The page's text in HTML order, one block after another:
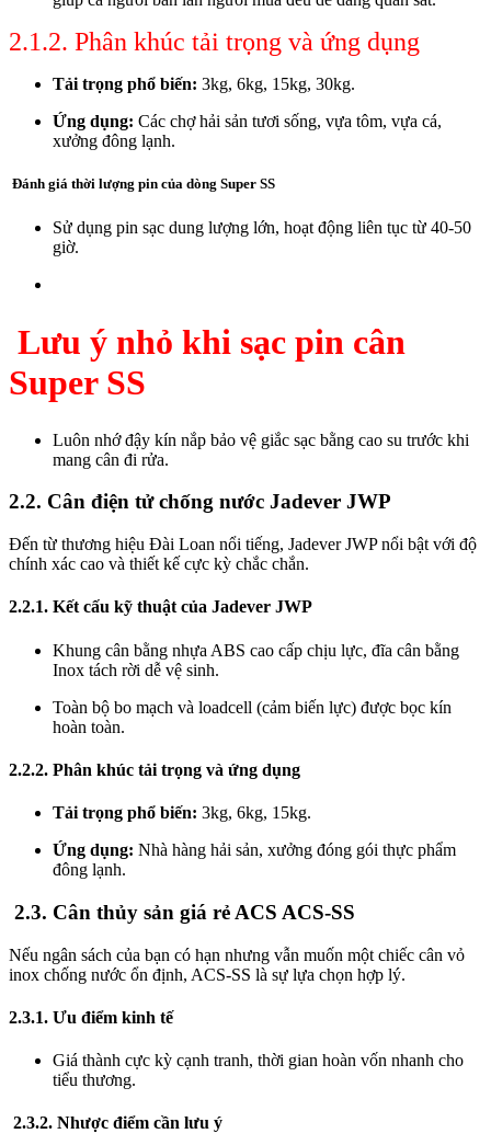
2.1.2. Phân khúc tải trọng và ứng dụng
Tải trọng phổ biến: 3kg, 6kg, 15kg, 30kg.
Ứng dụng: Các chợ hải sản tươi sống, vựa tôm, vựa cá,
xưởng đông lạnh.
Đánh giá thời lượng pin của dòng Super SS
Sử dụng pin sạc dung lượng lớn, hoạt động liên tục từ 40-50
giờ.
Lưu ý nhỏ khi sạc pin cân
Super SS
Luôn nhớ đậy kín nắp bảo vệ giắc sạc bằng cao su trước khi
mang cân đi rửa.
2.2. Cân điện tử chống nước Jadever JWP
Đến từ thương hiệu Đài Loan nổi tiếng, Jadever JWP nổi bật với độ
chính xác cao và thiết kế cực kỳ chắc chắn.
2.2.1. Kết cấu kỹ thuật của Jadever JWP
Khung cân bằng nhựa ABS cao cấp chịu lực, đĩa cân bằng
Inox tách rời dễ vệ sinh.
Toàn bộ bo mạch và loadcell (cảm biến lực) được bọc kín
hoàn toàn.
2.2.2. Phân khúc tải trọng và ứng dụng
Tải trọng phổ biến: 3kg, 6kg, 15kg.
Ứng dụng: Nhà hàng hải sản, xưởng đóng gói thực phẩm
đông lạnh.
2.3. Cân thủy sản giá rẻ ACS ACS-SS
Nếu ngân sách của bạn có hạn nhưng vẫn muốn một chiếc cân vỏ
inox chống nước ổn định, ACS-SS là sự lựa chọn hợp lý.
2.3.1. Ưu điểm kinh tế
Giá thành cực kỳ cạnh tranh, thời gian hoàn vốn nhanh cho
tiểu thương.
2.3.2. Nhược điểm cần lưu ý